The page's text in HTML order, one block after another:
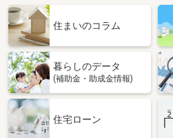
住まいのコラム
暮らしのデータ
(補助金・助成金情報)
住宅ローン